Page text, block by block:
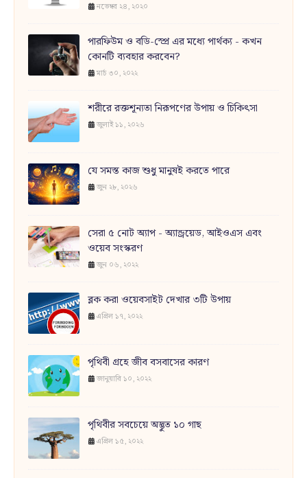
নভেম্বর ২৪, ২০২০
পারফিউম ও বডি-স্প্রে এর মধ্যে পার্থক্য - কখন
কোনটি ব্যবহার করবেন?
মার্চ ৩০, ২০২২
শরীরে রক্তশূন্যতা নিরূপণের উপায় ও চিকিৎসা
জুলাই ১১, ২০২৬
যে সমস্ত কাজ শুধু মানুষই করতে পারে
জুন ২৮, ২০২৬
সেরা ৫ নোট অ্যাপ - অ্যান্ড্রয়েড, আইওএস এবং
ওয়েব সংস্করণ
জুন ০৬, ২০২২
ব্লক করা ওয়েবসাইট দেখার ৩টি উপায়
এপ্রিল ১৭, ২০২২
পৃথিবী গ্রহে জীব বসবাসের কারণ
জানুয়ারি ১০, ২০২২
পৃথিবীর সবচেয়ে অদ্ভুত ১০ গাছ
এপ্রিল ১৫, ২০২২